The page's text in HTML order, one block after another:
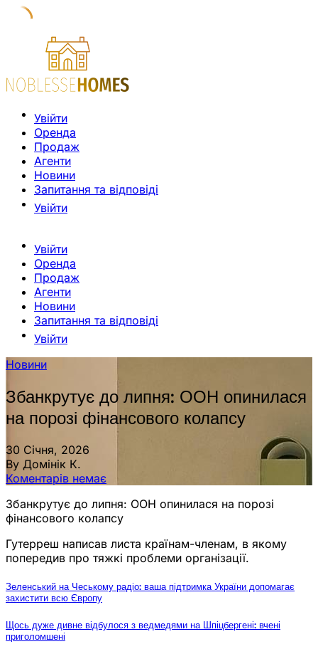
Увійти
Оренда
Продаж
Агенти
Новини
Запитання та відповіді
Увійти
Увійти
Оренда
Продаж
Агенти
Новини
Запитання та відповіді
Увійти
Новини
Збанкрутує до липня: ООН опинилася
на порозі фінансового колапсу
30 Січня, 2026
By Домінік К.
Коментарів немає
Збанкрутує до липня: ООН опинилася на порозі
фінансового колапсу
Гутерреш написав листа країнам-членам, в якому
попередив про тяжкі проблеми організації.
Зеленський на Чеському радіо: ваша підтримка України допомагає
захистити всю Європу
Щось дуже дивне відбулося з ведмедями на Шпіцбергені: вчені
приголомшені